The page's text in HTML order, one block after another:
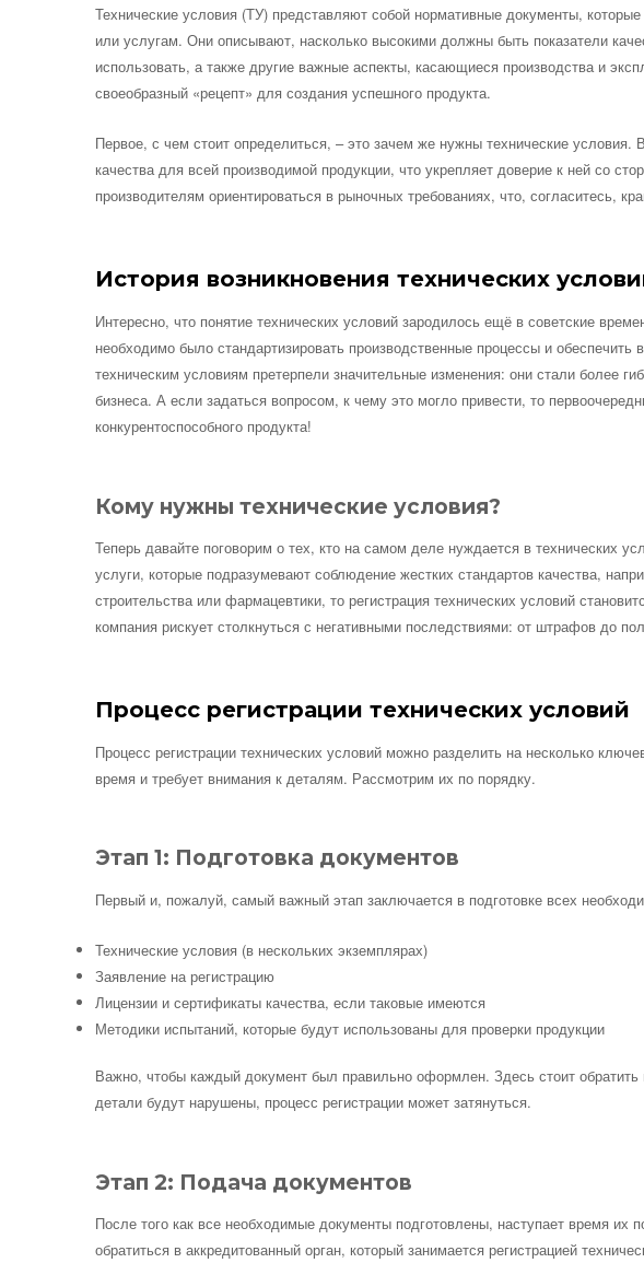
Технические условия (ТУ) представляют собой нормативные документы,
или услугам. Они описывают, насколько высокими должны быть показатели
использовать, а также другие важные аспекты, касающиеся производства и
своеобразный «рецепт» для создания успешного продукта.
Первое, с чем стоит определиться, – это зачем же нужны технические
качества для всей производимой продукции, что укрепляет доверие к ней со
производителям ориентироваться в рыночных требованиях, что, согласитесь,
История возникновения технических
Интересно, что понятие технических условий зародилось ещё в советские
необходимо было стандартизировать производственные процессы и обеспечить
техническим условиям претерпели значительные изменения: они стали более
бизнеса. А если задаться вопросом, к чему это могло привести, то
конкурентоспособного продукта!
Кому нужны технические условия?
Теперь давайте поговорим о тех, кто на самом деле нуждается в технических
услуги, которые подразумевают соблюдение жестких стандартов качества,
строительства или фармацевтики, то регистрация технических условий
компания рискует столкнуться с негативными последствиями: от штрафов до
Процесс регистрации технических условий
Процесс регистрации технических условий можно разделить на несколько
время и требует внимания к деталям. Рассмотрим их по порядку.
Этап 1: Подготовка документов
Первый и, пожалуй, самый важный этап заключается в подготовке всех
Технические условия (в нескольких экземплярах)
Заявление на регистрацию
Лицензии и сертификаты качества, если таковые имеются
Методики испытаний, которые будут использованы для проверки продукции
Важно, чтобы каждый документ был правильно оформлен. Здесь стоит
детали будут нарушены, процесс регистрации может затянуться.
Этап 2: Подача документов
После того как все необходимые документы подготовлены, наступает время
обратиться в аккредитованный орган, который занимается регистрацией